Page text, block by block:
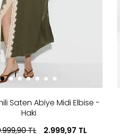
Saten Abiye Midi Elbise -
Haki
TL 2.999,97 TL